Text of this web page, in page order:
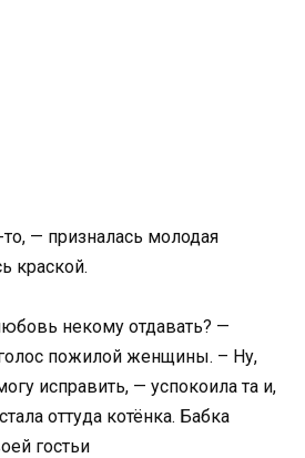
— призналась молодая
краской.
некому отдавать? —
пожилой женщины. – Ну,
исправить, — успокоила та и,
оттуда котёнка. Бабка
гостьи